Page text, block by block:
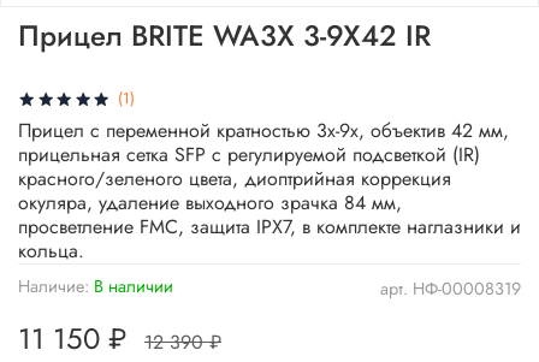
(1)
арт. НФ-00008319
Наличие: В наличии
Прицел BRITE WA3X 3-9X42 IR
11 150 ₽ 12 390 ₽
Прицел с переменной кратностью 3х-9х, объектив 42 мм,
прицельная сетка SFP с регулируемой подсветкой (IR)
красного/зеленого цвета, диоптрийная коррекция
окуляра, удаление выходного зрачка 84 мм,
просветление FMC, защита IPX7, в комплекте наглазники и
кольца.